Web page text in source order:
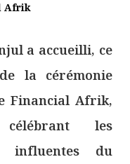
Afrik
a accueilli, ce
la cérémonie
Financial Afrik,
les
influentes du